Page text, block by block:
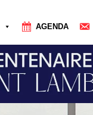
AGENDA